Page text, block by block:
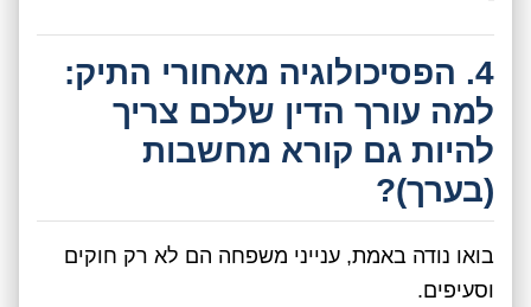
4. הפסיכולוגיה מאחורי התיק:
למה עורך הדין שלכם צריך
להיות גם קורא מחשבות
(בערך)?
בואו נודה באמת, ענייני משפחה הם לא רק חוקים
וסעיפים.